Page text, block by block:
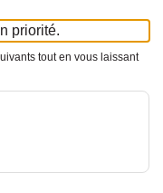
für unseren Newsletter an!
Alle Rechte vorbehalten
hsolutions.ch
priorité.
tout en vous laissant